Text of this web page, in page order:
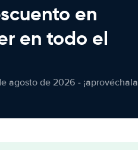
en
en todo el
agosto de 2026 - ¡aprovéchala